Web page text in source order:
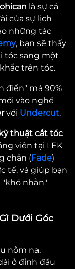
là sự cá
của sự lịch
những tác
, bạn sẽ thấy
tóc sang một
trên tóc.
điển" mà 90%
vào nghề
với Undercut.
thuật cắt tóc
viên tại LEK
chân (Fade)
tế, và giúp bạn
"khó nhằn"
Dưới Góc
nôm na,
ở đỉnh đầu